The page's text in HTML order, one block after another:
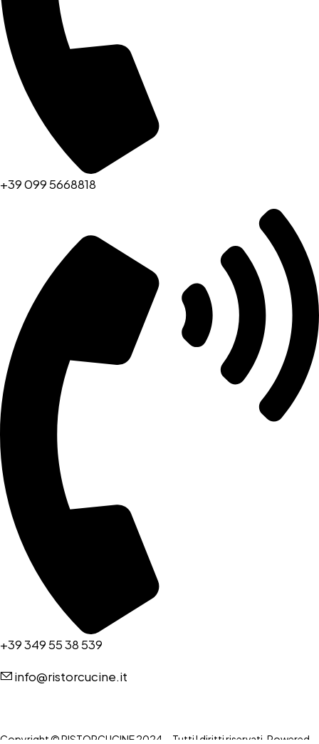
+39 099 5668818
+39 349 55 38 539
info@ristorcucine.it
Copyright © RISTORCUCINE 2024 – Tutti I diritti riservati. Powered